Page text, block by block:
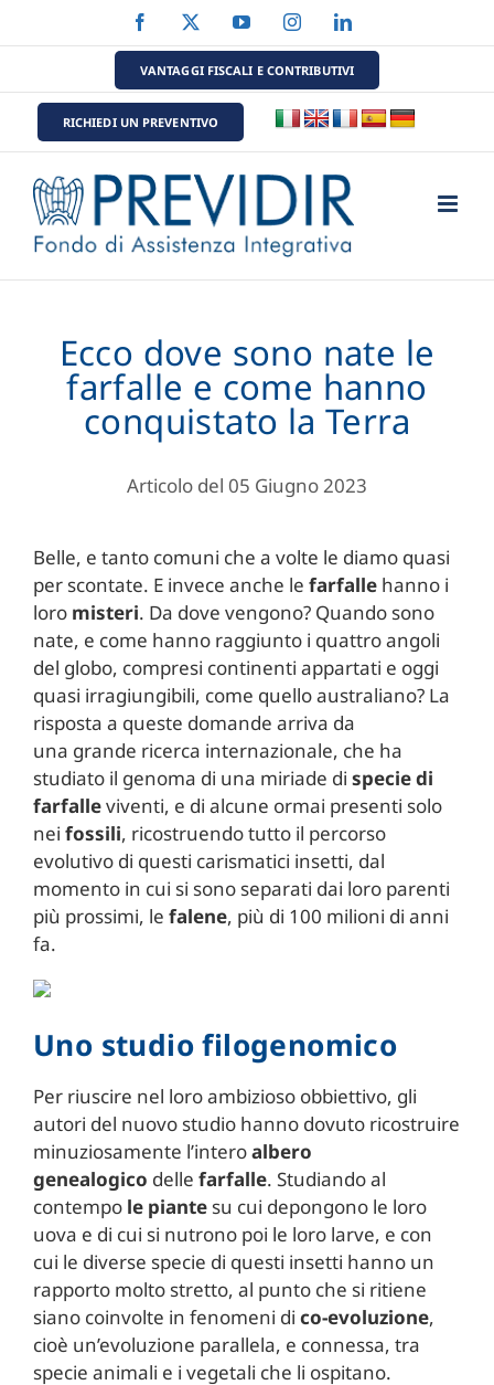
al
Facebook YouTubeInstagramLinkedIn
VANTAGGI FISCALI E CONTRIBUTIVI
RICHIEDI UN PREVENTIVO
Ecco dove sono nate le
farfalle e come hanno
conquistato la Terra
Articolo del 05 Giugno 2023
Belle, e tanto comuni che a volte le diamo quasi
per scontate. E invece anche le farfallehanno i
loro misteri. Da dove vengono? Quando sono
nate, e come hanno raggiunto i quattro angoli
del globo, compresi continenti appartati e oggi
quasi irragiungibili, come quello australiano? La
risposta a queste domande arriva da
una grande ricerca internazionale, che ha
studiato il genoma di una miriade di specie di
farfalleviventi, e di alcune ormai presenti solo
nei fossili, ricostruendo tutto il percorso
evolutivo di questi carismatici insetti, dal
momento in cui si sono separati dai loro parenti
più prossimi, le falene, più di 100 milioni di anni
fa.
Uno studio filogenomico
Per riuscire nel loro ambizioso obbiettivo, gli
autori del nuovo studio hanno dovuto ricostruire
minuziosamente l’interoalbero
genealogico delle farfalle. Studiando al
contempo le piantesu cui depongono le loro
uova e di cui si nutrono poi le loro larve, e con
cui le diverse specie di questi insetti hanno un
rapporto molto stretto, al punto che si ritiene
siano coinvolte in fenomeni di co-evoluzione,
cioè un’evoluzione parallela, e connessa, tra
specie animali e i vegetali che li ospitano.